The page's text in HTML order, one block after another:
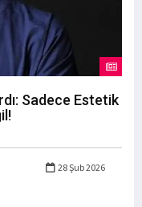
Sadece Estetik
28 Şub 2026